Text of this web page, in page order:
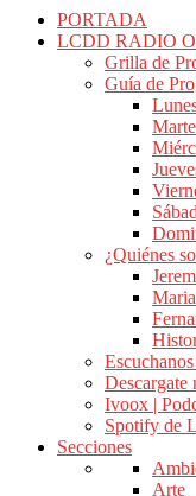
PORTADA
LCDD RADIO
Grilla de
Guía de
¿Quiénes
Descargate
Ivoox |
Spotify de
Secciones
Arte